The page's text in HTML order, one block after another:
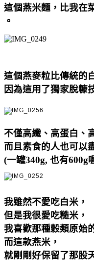
這個燕米麵，比我在
。
這個燕麥粒比傳統的
因為這用了獨家脫糠
不僅高纖、高蛋白、
而且素食的人也可以
(一罐340g, 也有600g
我雖然不愛吃白米，
但是我很愛吃糙米，
我喜歡那種穀類原始
而這款燕米，
就剛剛好保留了那股